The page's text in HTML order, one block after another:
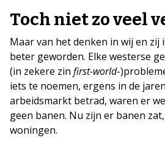
Toch niet zo veel
Maar van het denken in wij en zij
beter geworden. Elke westerse
(in zekere zin first-world-
iets te noemen, ergens in de
arbeidsmarkt betrad, waren er
geen banen. Nu zijn er banen
woningen.